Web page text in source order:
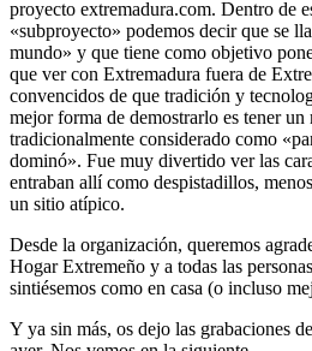
proyecto extremadura.com. Dentro de
«subproyecto» podemos decir que se
mundo» y que tiene como objetivo
que ver con Extremadura fuera de
convencidos de que tradición y
mejor forma de demostrarlo es tener
tradicionalmente considerado como
dominó». Fue muy divertido ver las
entraban allí como despistadillos,
un sitio atípico.
Desde la organización, queremos
Hogar Extremeño y a todas las
sintiésemos como en casa (o incluso
Y ya sin más, os dejo las grabaciones